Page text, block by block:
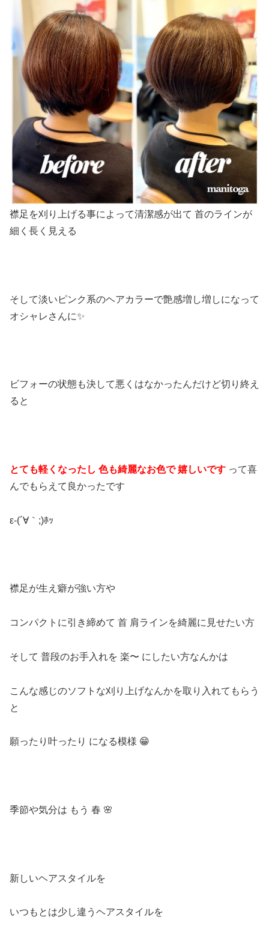
襟足を刈り上げる事によって清潔感が出て 首のラインが
細く長く見える
そして淡いピンク系のヘアカラーで艶感増し増しになって
オシャレさんに✨
ビフォーの状態も決して悪くはなかったんだけど切り終え
ると
とても軽くなったし 色も綺麗なお色で 嬉しいです って喜
んでもらえて良かったです
ε-(´∀｀;)ﾎｯ
襟足が生え癖が強い方や
コンパクトに引き締めて 首 肩ラインを綺麗に見せたい方
そして 普段のお手入れを 楽〜 にしたい方なんかは
こんな感じのソフトな刈り上げなんかを取り入れてもらう
と
願ったり叶ったり になる模様 😁
季節や気分は もう 春 🌸
新しいヘアスタイルを
いつもとは少し違うヘアスタイルを